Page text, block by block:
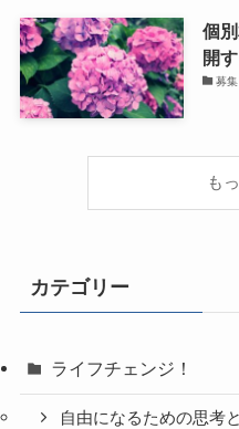
個
開
募
も
カテゴリー
ライフチェンジ！
自由になるための思考